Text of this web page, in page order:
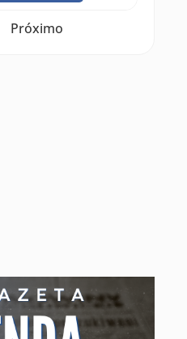
Próximo